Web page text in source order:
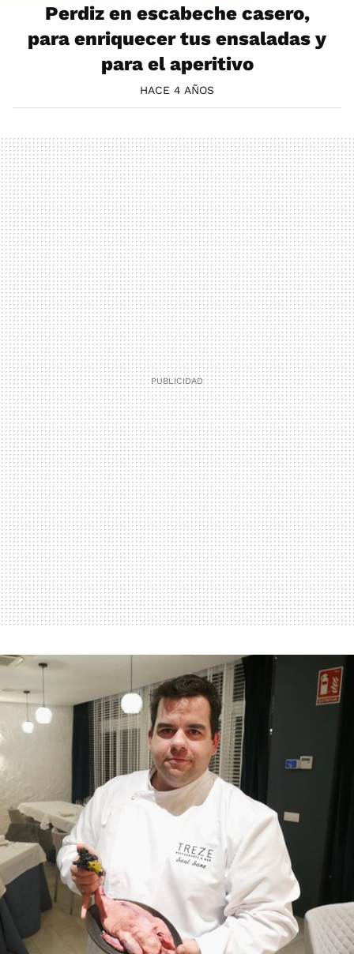
Perdiz en escabeche casero,
para enriquecer tus ensaladas y
para el aperitivo
HACE 4 AÑOS